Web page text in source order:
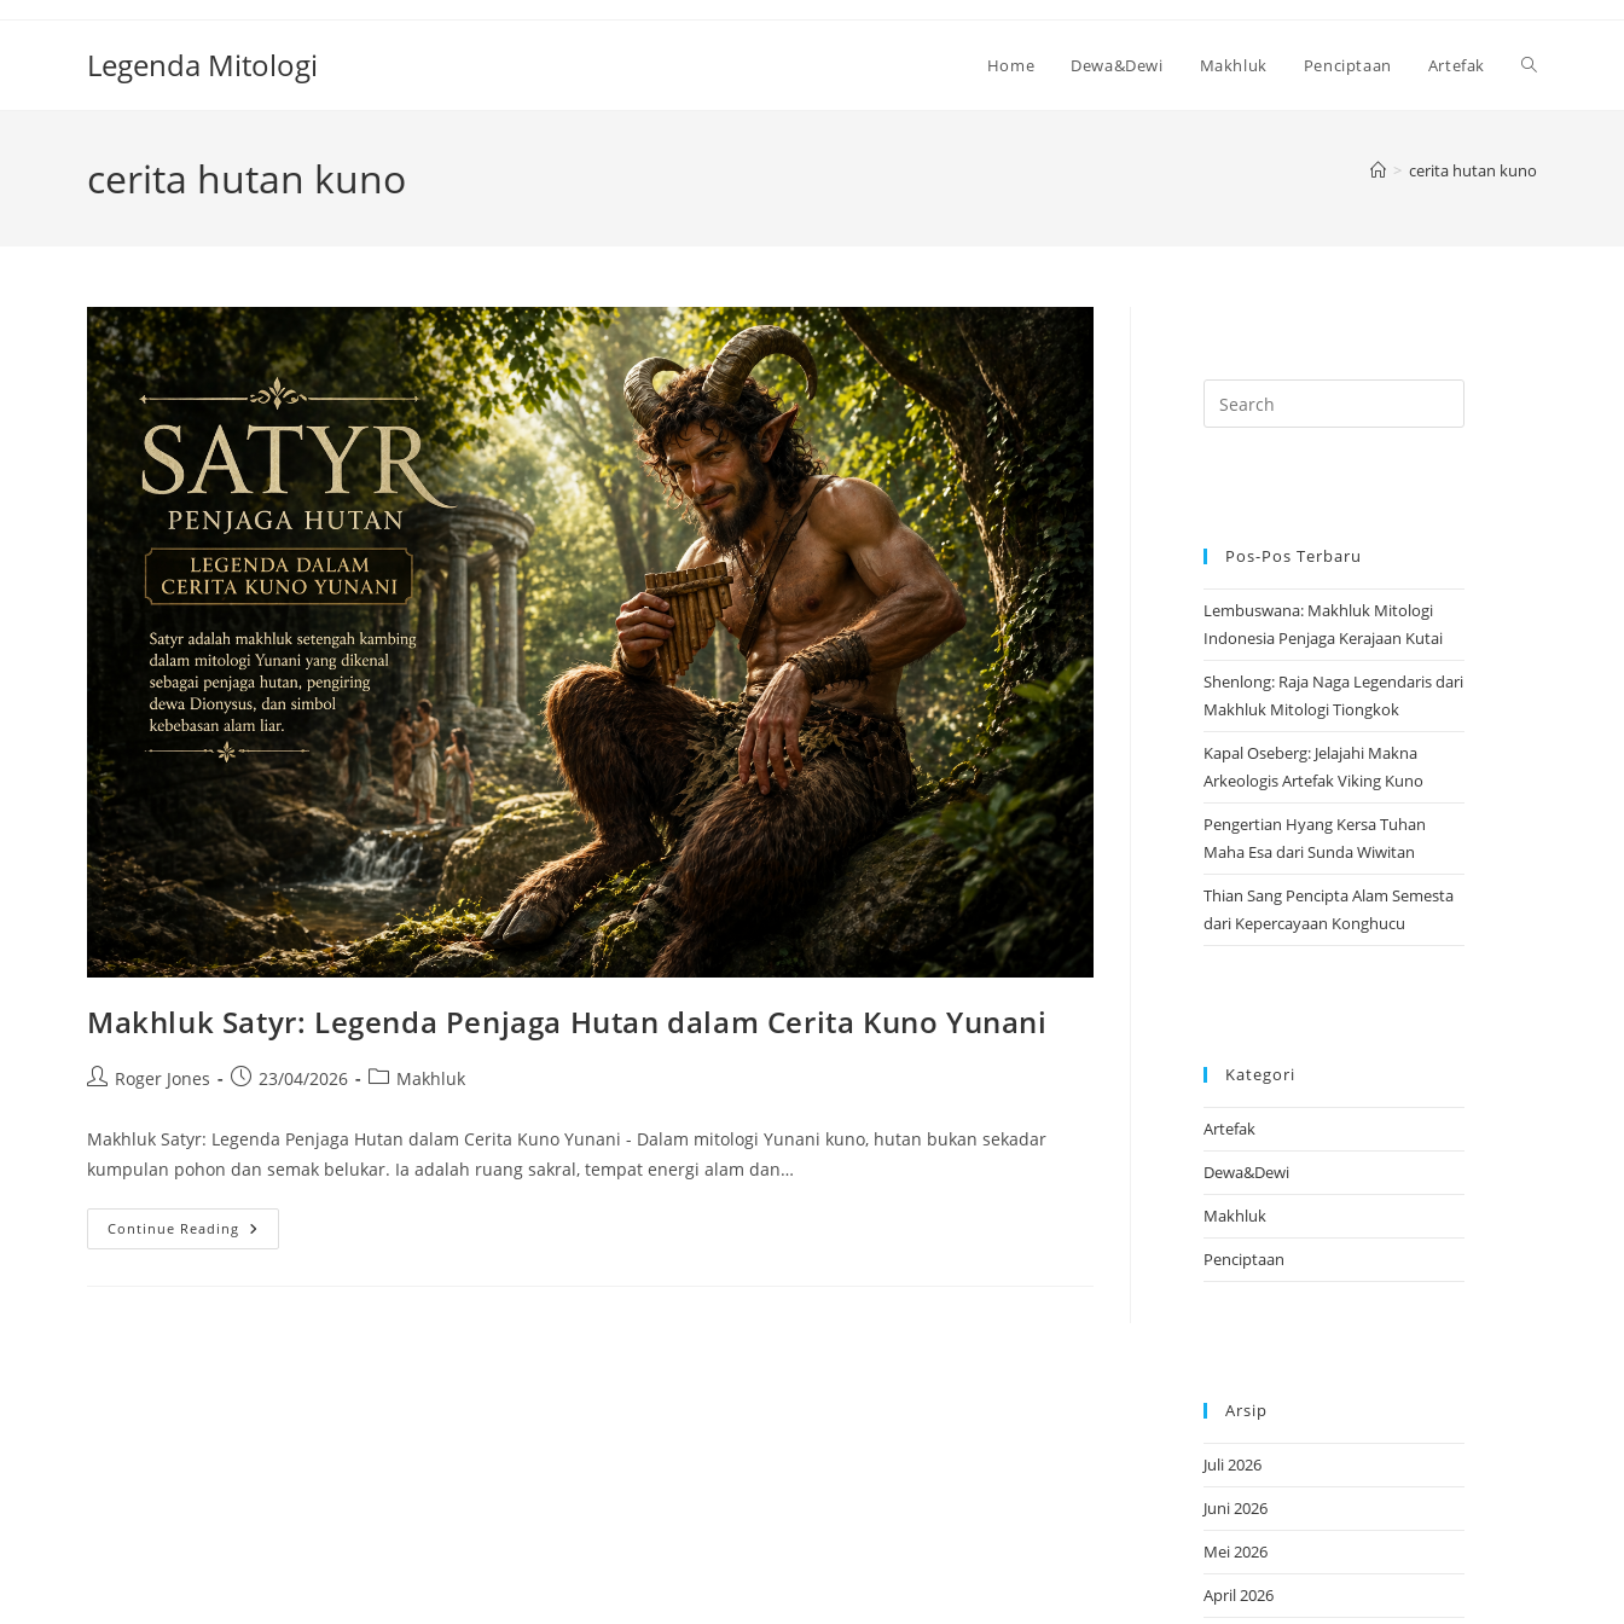
Legenda Mitologi Home Dewa&Dewi Makhluk Penciptaan Artefak Toggle
cerita hutan kuno > cerita hutan kuno
Makhluk Satyr: Legenda Penjaga Hutan dalam Cerita Kuno Yunani
PostRoger Jones
Post23/04/2026
PostMakhluk
Makhluk Satyr: Legenda Penjaga Hutan dalam Cerita Kuno Yunani - Dalam mitologi Yunani kuno, hutan bukan sekadar
kumpulan pohon dan semak belukar. Ia adalah ruang sakral, tempat energi alam dan…
Continue Reading Makhluk
Satyr:
Pos-Pos Terbaru
Lembuswana: Makhluk Mitologi
Indonesia Penjaga Kerajaan Kutai
Shenlong: Raja Naga Legendaris dari
Makhluk Mitologi Tiongkok
Kapal Oseberg: Jelajahi Makna
Arkeologis Artefak Viking Kuno
Pengertian Hyang Kersa Tuhan
Maha Esa dari Sunda Wiwitan
Thian Sang Pencipta Alam Semesta
dari Kepercayaan Konghucu
Kategori
Artefak
Dewa&Dewi
Makhluk
Penciptaan
Arsip
Juli 2026
Juni 2026
Mei 2026
April 2026